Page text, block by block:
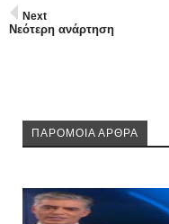
Next
Νεότερη ανάρτηση
ΠΑΡΟΜΟΙΑ ΑΡΘΡΑ